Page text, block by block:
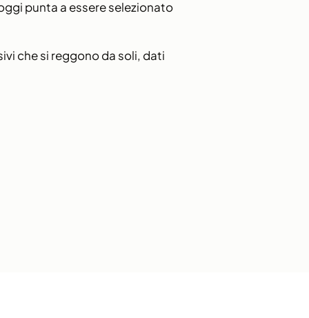
punta a essere selezionato
che si reggono da soli, dati